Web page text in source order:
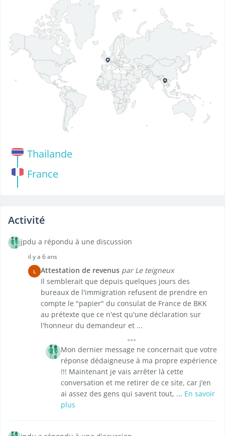
Thailande
France
Activité
jpdu a répondu à une discussion
il y a 6 ans
L Attestation de revenus par Le teigneux
Il semblerait que depuis quelques jours des
bureaux de l'immigration refusent de prendre en
compte le "papier" du consulat de France de BKK
au prétexte que ce n'est qu'une déclaration sur
l'honneur du demandeur et ...
Mon dernier message ne concernait que votre
réponse dédaigneuse à ma propre expérience
!!! Maintenant je vais arrêter là cette
conversation et me retirer de ce site, car j’en
ai assez des gens qui savent tout, ... En savoir
plus